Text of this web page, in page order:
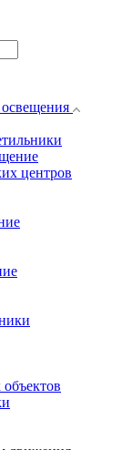
центров